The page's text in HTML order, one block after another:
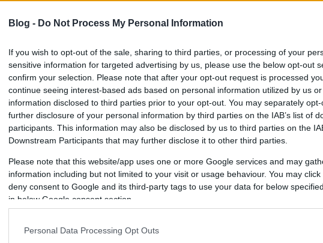
Blog - Do Not Process My Personal Information
If you wish to opt-out of the sale, sharing to third parties, or processing of your
sensitive information for targeted advertising by us, please use the below opt-out
confirm your selection. Please note that after your opt-out request is processed
continue seeing interest-based ads based on personal information utilized by us
information disclosed to third parties prior to your opt-out. You may separately
further disclosure of your personal information by third parties on the IAB’s list of
participants. This information may also be disclosed by us to third parties on the
Downstream Participants that may further disclose it to other third parties.
Please note that this website/app uses one or more Google services and may
information including but not limited to your visit or usage behaviour. You may
deny consent to Google and its third-party tags to use your data for below
in below Google consent section.
Personal Data Processing Opt Outs
FIÚK TIPPEK GYEREKKEL SZOKNYÁBAN
KÜLDJ FOTÓT